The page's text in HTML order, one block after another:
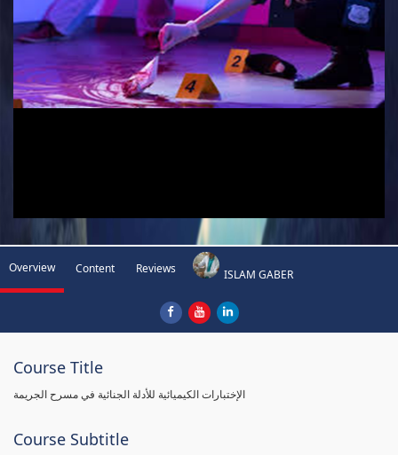
Overview Content Reviews ISLAM GABER
Course Title
الإختبارات الكيميائية للأدلة الجنائية في مسرح الجريمة
Course Subtitle